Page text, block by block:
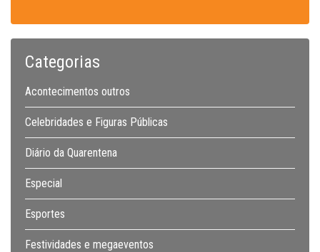
Categorias
Acontecimentos outros
Celebridades e Figuras Públicas
Diário da Quarentena
Especial
Esportes
Festividades e megaeventos